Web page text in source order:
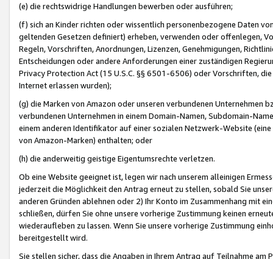
(e) die rechtswidrige Handlungen bewerben oder ausführen;
(f) sich an Kinder richten oder wissentlich personenbezogene Daten
geltenden Gesetzen definiert) erheben, verwenden oder offenlegen,
Regeln, Vorschriften, Anordnungen, Lizenzen, Genehmigungen,
Entscheidungen oder andere Anforderungen einer zuständigen
Privacy Protection Act (15 U.S.C. §§ 6501-6506) oder Vorschriften,
Internet erlassen wurden);
(g) die Marken von Amazon oder unseren verbundenen Unternehmen
verbundenen Unternehmen in einem Domain-Namen, Subdomain-
einem anderen Identifikator auf einer sozialen Netzwerk-Website
von Amazon-Marken) enthalten; oder
(h) die anderweitig geistige Eigentumsrechte verletzen.
Ob eine Website geeignet ist, legen wir nach unserem alleinigen
jederzeit die Möglichkeit den Antrag erneut zu stellen, sobald Sie
anderen Gründen ablehnen oder 2) Ihr Konto im Zusammenhang mit
schließen, dürfen Sie ohne unsere vorherige Zustimmung keinen
wiederaufleben zu lassen. Wenn Sie unsere vorherige Zustimmung
bereitgestellt wird.
Sie stellen sicher, dass die Angaben in Ihrem Antrag auf Teilnahme